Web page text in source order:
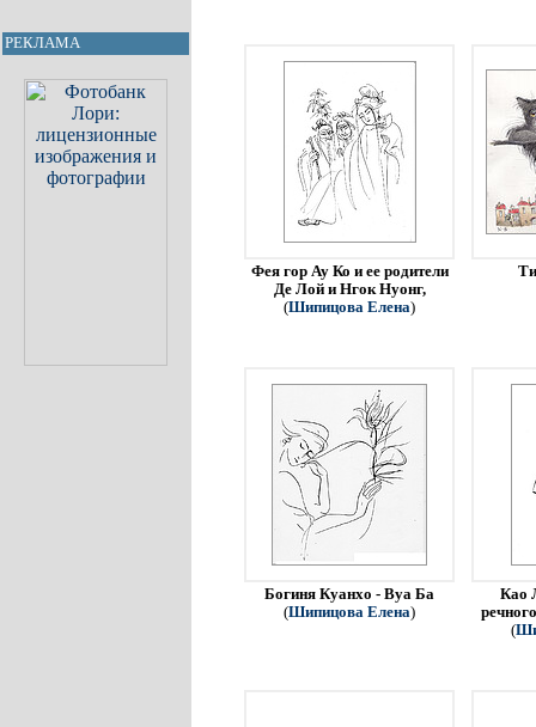
РЕКЛАМА
Фея гор Ау Ко и ее родители
Де Лой и Нгок Нуонг,
(Шипицова Елена)
Богиня Куанхо - Вуа Ба
(Шипицова Елена)
Као
(